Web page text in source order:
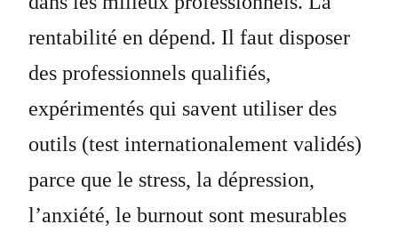
rentabilité en dépend. Il faut disposer
des professionnels qualifiés,
expérimentés qui savent utiliser des
outils (test internationalement validés)
parce que le stress, la dépression,
l’anxiété, le burnout sont mesurables